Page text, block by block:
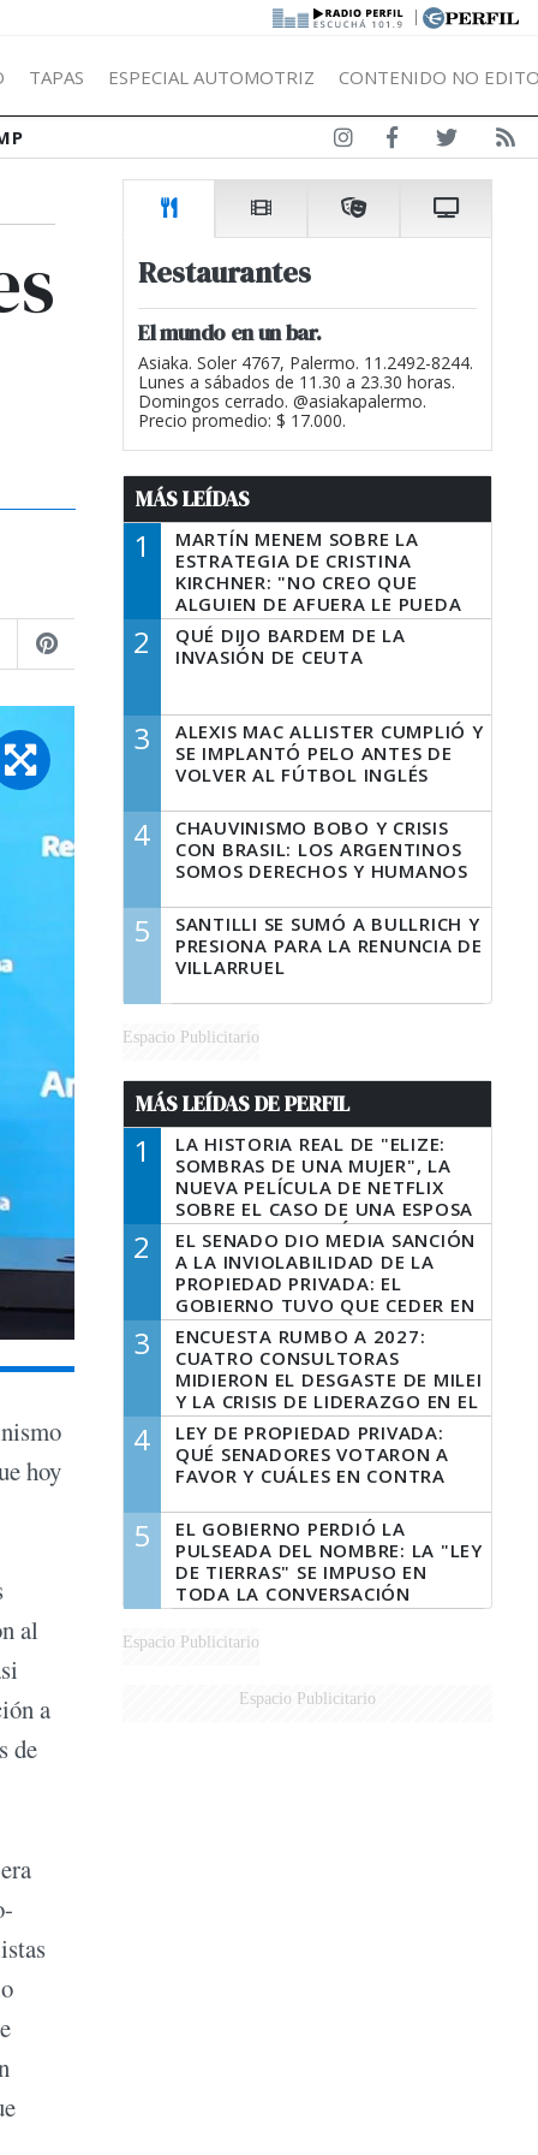
|
TAPAS ESPECIAL AUTOMOTRIZ CONTENIDO NO
hoy
al
a
de
Restaurantes
El mundo en un bar.
Asiaka. Soler 4767, Palermo. 11.2492-8244.
Lunes a sábados de 11.30 a 23.30 horas.
Domingos cerrado. @asiakapalermo.
Precio promedio: $ 17.000.
MÁS LEÍDAS
1
MARTÍN MENEM SOBRE LA
ESTRATEGIA DE CRISTINA
KIRCHNER: "NO CREO QUE
ALGUIEN DE AFUERA LE PUEDA
DECIR A LA JUSTICIA LO QUE
TIENE QUE HACER"
2
QUÉ DIJO BARDEM DE LA
INVASIÓN DE CEUTA
3
ALEXIS MAC ALLISTER CUMPLIÓ Y
SE IMPLANTÓ PELO ANTES DE
VOLVER AL FÚTBOL INGLÉS
4
CHAUVINISMO BOBO Y CRISIS
CON BRASIL: LOS ARGENTINOS
SOMOS DERECHOS Y HUMANOS
5
SANTILLI SE SUMÓ A BULLRICH Y
PRESIONA PARA LA RENUNCIA DE
VILLARRUEL
Espacio Publicitario
MÁS LEÍDAS DE PERFIL
1
LA HISTORIA REAL DE "ELIZE:
SOMBRAS DE UNA MUJER", LA
NUEVA PELÍCULA DE NETFLIX
SOBRE EL CASO DE UNA ESPOSA
QUE DESCUARTIZÓ A SU
MARIDO
2
EL SENADO DIO MEDIA SANCIÓN
A LA INVIOLABILIDAD DE LA
PROPIEDAD PRIVADA: EL
GOBIERNO TUVO QUE CEDER EN
LA LEY DEL MANEJO DEL FUEGO
3
ENCUESTA RUMBO A 2027:
CUATRO CONSULTORAS
MIDIERON EL DESGASTE DE MILEI
Y LA CRISIS DE LIDERAZGO EN EL
PERONISMO
4
LEY DE PROPIEDAD PRIVADA:
QUÉ SENADORES VOTARON A
FAVOR Y CUÁLES EN CONTRA
5
EL GOBIERNO PERDIÓ LA
PULSEADA DEL NOMBRE: LA "LEY
DE TIERRAS" SE IMPUSO EN
TODA LA CONVERSACIÓN
DIGITAL
Espacio Publicitario
Espacio Publicitario